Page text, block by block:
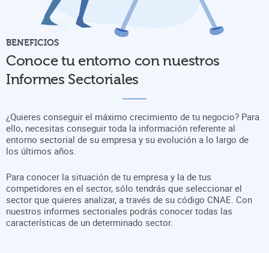
BENEFICIOS
Conoce tu entorno con nuestros
Informes Sectoriales
¿Quieres conseguir el máximo crecimiento de tu negocio? Para
ello, necesitas conseguir toda la información referente al
entorno sectorial de su empresa y su evolución a lo largo de
los últimos años.
Para conocer la situación de tu empresa y la de tus
competidores en el sector, sólo tendrás que seleccionar el
sector que quieres analizar, a través de su código CNAE. Con
nuestros informes sectoriales podrás conocer todas las
características de un determinado sector.